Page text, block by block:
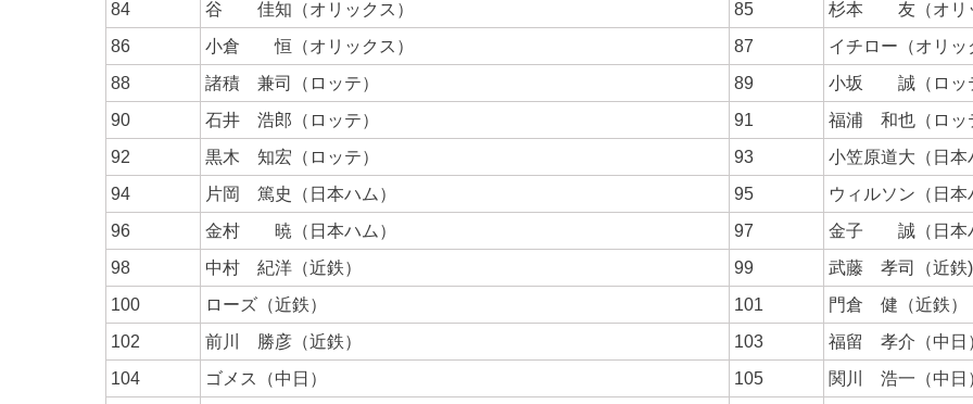
84
谷 佳知（オリックス） 85
杉本 友（オリ
86
小倉 恒（オリックス） 87
イチロー（オリッ
88
諸積 兼司（ロッテ） 89
小坂 誠（ロッ
90
石井 浩郎（ロッテ） 91
福浦 和也（ロッ
92
黒木 知宏（ロッテ） 93
小笠原道大（日本
94
片岡 篤史（日本ハム） 95
ウィルソン（日本
96
金村 暁（日本ハム） 97
金子 誠（日本
98
中村 紀洋（近鉄） 99
武藤 孝司（近鉄)
100
ローズ（近鉄） 101
門倉 健（近鉄）
102
前川 勝彦（近鉄） 103
福留 孝介（中日
104
ゴメス（中日） 105
関川 浩一（中日